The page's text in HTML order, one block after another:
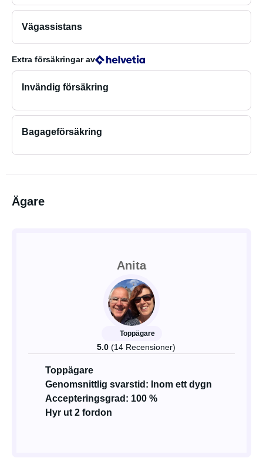
Vägassistans
Extra försäkringarav
Invändig försäkring
Bagageförsäkring
Ägare
Anita
Toppägare
5.0 (14 Recensioner)
Toppägare
Genomsnittlig svarstid: Inom ett dygn
Accepteringsgrad: 100 %
Hyr ut 2 fordon